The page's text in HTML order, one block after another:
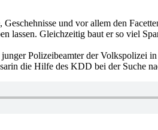
und vor allem den
lassen. Gleichzeitig baut er so viel
Polizeibeamter der Volkspolizei
die Hilfe des KDD bei der Suche